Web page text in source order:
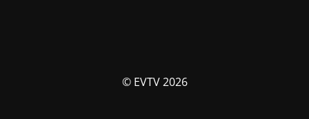
© EVTV 2026